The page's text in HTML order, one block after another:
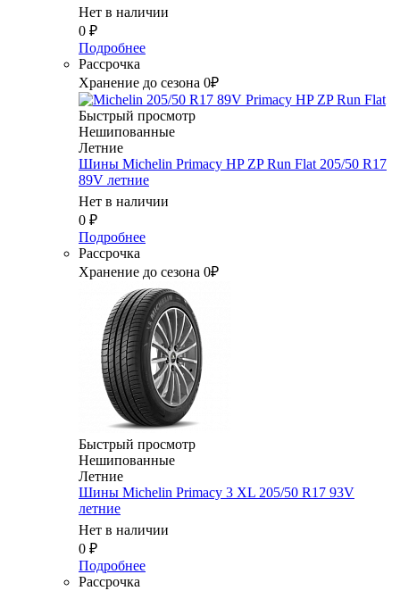
Нет в наличии
0 ₽
Подробнее
Рассрочка
Хранение до сезона 0₽
Быстрый просмотр
Нешипованные
Летние
Шины Michelin Primacy HP ZP Run Flat 205/50 R17
89V летние
Нет в наличии
0 ₽
Подробнее
Рассрочка
Хранение до сезона 0₽
Быстрый просмотр
Нешипованные
Летние
Шины Michelin Primacy 3 XL 205/50 R17 93V
летние
Нет в наличии
0 ₽
Подробнее
Рассрочка